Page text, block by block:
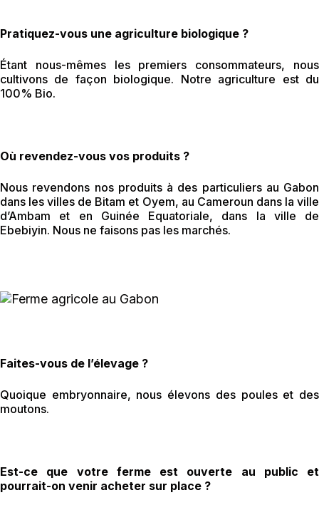
Pratiquez-vous une agriculture biologique ?
Étant nous-mêmes les premiers consommateurs, nous
cultivons de façon biologique. Notre agriculture est du
100% Bio.
Où revendez-vous vos produits ?
Nous revendons nos produits à des particuliers au Gabon
dans les villes de Bitam et Oyem, au Cameroun dans la ville
d’Ambam et en Guinée Equatoriale, dans la ville de
Ebebiyin. Nous ne faisons pas les marchés.
Faites-vous de l’élevage ?
Quoique embryonnaire, nous élevons des poules et des
moutons.
Est-ce que votre ferme est ouverte au public et
pourrait-on venir acheter sur place ?